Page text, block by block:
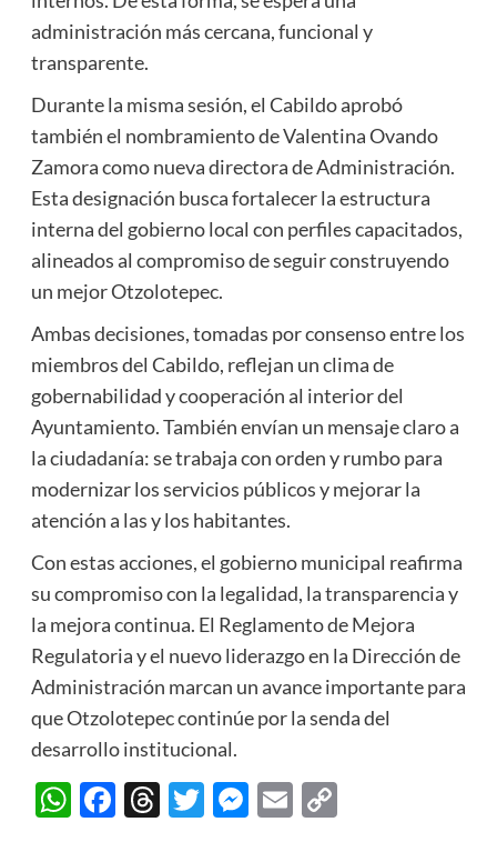
administración más cercana, funcional y
transparente.
Durante la misma sesión, el Cabildo aprobó
también el nombramiento de Valentina Ovando
Zamora como nueva directora de Administración.
Esta designación busca fortalecer la estructura
interna del gobierno local con perfiles capacitados,
alineados al compromiso de seguir construyendo
un mejor Otzolotepec.
Ambas decisiones, tomadas por consenso entre los
miembros del Cabildo, reflejan un clima de
gobernabilidad y cooperación al interior del
Ayuntamiento. También envían un mensaje claro a
la ciudadanía: se trabaja con orden y rumbo para
modernizar los servicios públicos y mejorar la
atención a las y los habitantes.
Con estas acciones, el gobierno municipal reafirma
su compromiso con la legalidad, la transparencia y
la mejora continua. El Reglamento de Mejora
Regulatoria y el nuevo liderazgo en la Dirección de
Administración marcan un avance importante para
que Otzolotepec continúe por la senda del
desarrollo institucional.
WhatsApp
Facebook
Threads
Twitter
Messenger
EmailCopy